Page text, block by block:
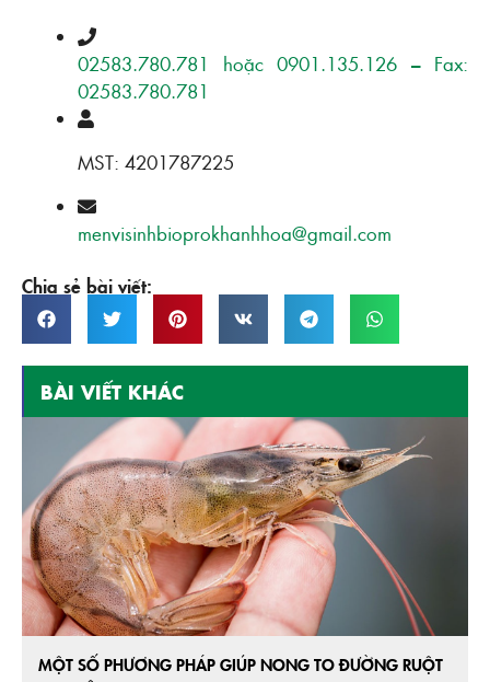
02583.780.781 hoặc 0901.135.126 – Fax:
02583.780.781
MST: 4201787225
menvisinhbioprokhanhhoa@gmail.com
Chia sẻ bài viết:
BÀI VIẾT KHÁC
MỘT SỐ PHƯƠNG PHÁP GIÚP NONG TO ĐƯỜNG RUỘT